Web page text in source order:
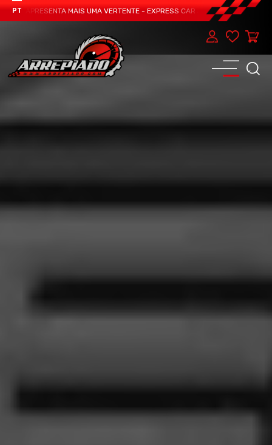
PT
APRESENTA MAIS UMA VERTENTE - EXPRESS CAR SERVICE, MANUTENÇÃO